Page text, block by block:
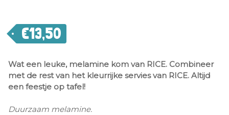
€13,50
Wat een leuke, melamine kom van RICE. Combineer
met de rest van het kleurrijke servies van RICE. Altijd
een feestje op tafel!
Duurzaam melamine.